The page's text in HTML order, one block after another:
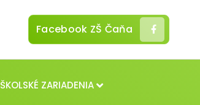
Facebook ZŠ Čaňa
ŠKOLSKÉ ZARIADENIA